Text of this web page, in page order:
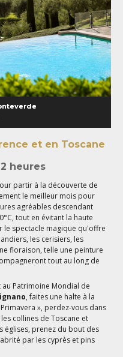
et en Toscane
heures
partir à la découverte de
le meilleur mois pour
agréables descendant
tout en évitant la haute
le spectacle magique qu'offre
les cerisiers, les
floraison, telle une peinture
tout au long de
Patrimoine Mondial de
, faites une halte à la
», perdez-vous dans
collines de Toscane et
églises, prenez du bout des
par les cyprès et pins